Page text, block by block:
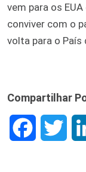
vem para os
conviver com o
volta para o País
Compartilhar